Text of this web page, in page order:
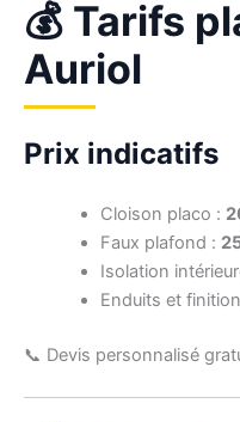
💰 Tarifs
Auriol
Prix indicatifs
Cloison placo :
Faux plafond :
Isolation
Enduits et
📞 Devis personnalisé